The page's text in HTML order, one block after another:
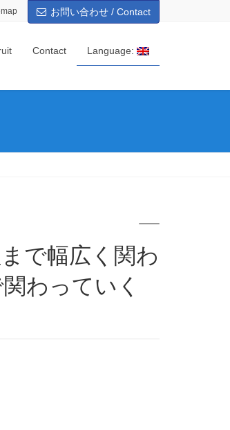
お問い合わせ / Contact
Contact Language:
わっていく